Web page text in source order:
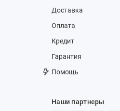
Доставка
Оплата
Кредит
Гарантия
Помощь
Наши партнеры